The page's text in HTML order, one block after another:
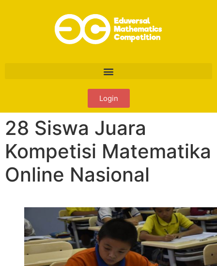
Login
28 Siswa Juara
Kompetisi Matematika
Online Nasional